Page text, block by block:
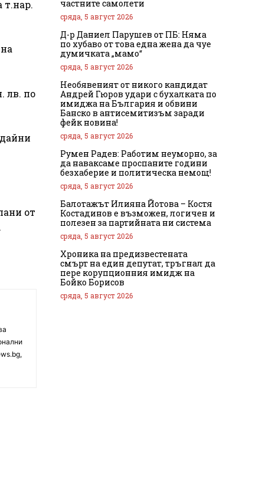
т.нар.
лв. по
от
частните самолети
сряда, 5 август 2026
Д-р Даниел Парушев от ПБ: Няма
по хубаво от това една жена да чуе
думичката „мамо“
сряда, 5 август 2026
Необявеният от никого кандидат
Андрей Гюров удари с бухалката по
имиджа на България и обвини
Банско в антисемитизъм заради
фейк новина!
сряда, 5 август 2026
Румен Радев: Работим неуморно, за
да наваксаме проспаните години
безхаберие и политическа немощ!
сряда, 5 август 2026
Балотажът Илияна Йотова – Костя
Костадинов е възможен, логичен и
полезен за партийната ни система
сряда, 5 август 2026
Хроника на предизвестената
смърт на един депутат, тръгнал да
пере корупционния имидж на
Бойко Борисов
сряда, 5 август 2026